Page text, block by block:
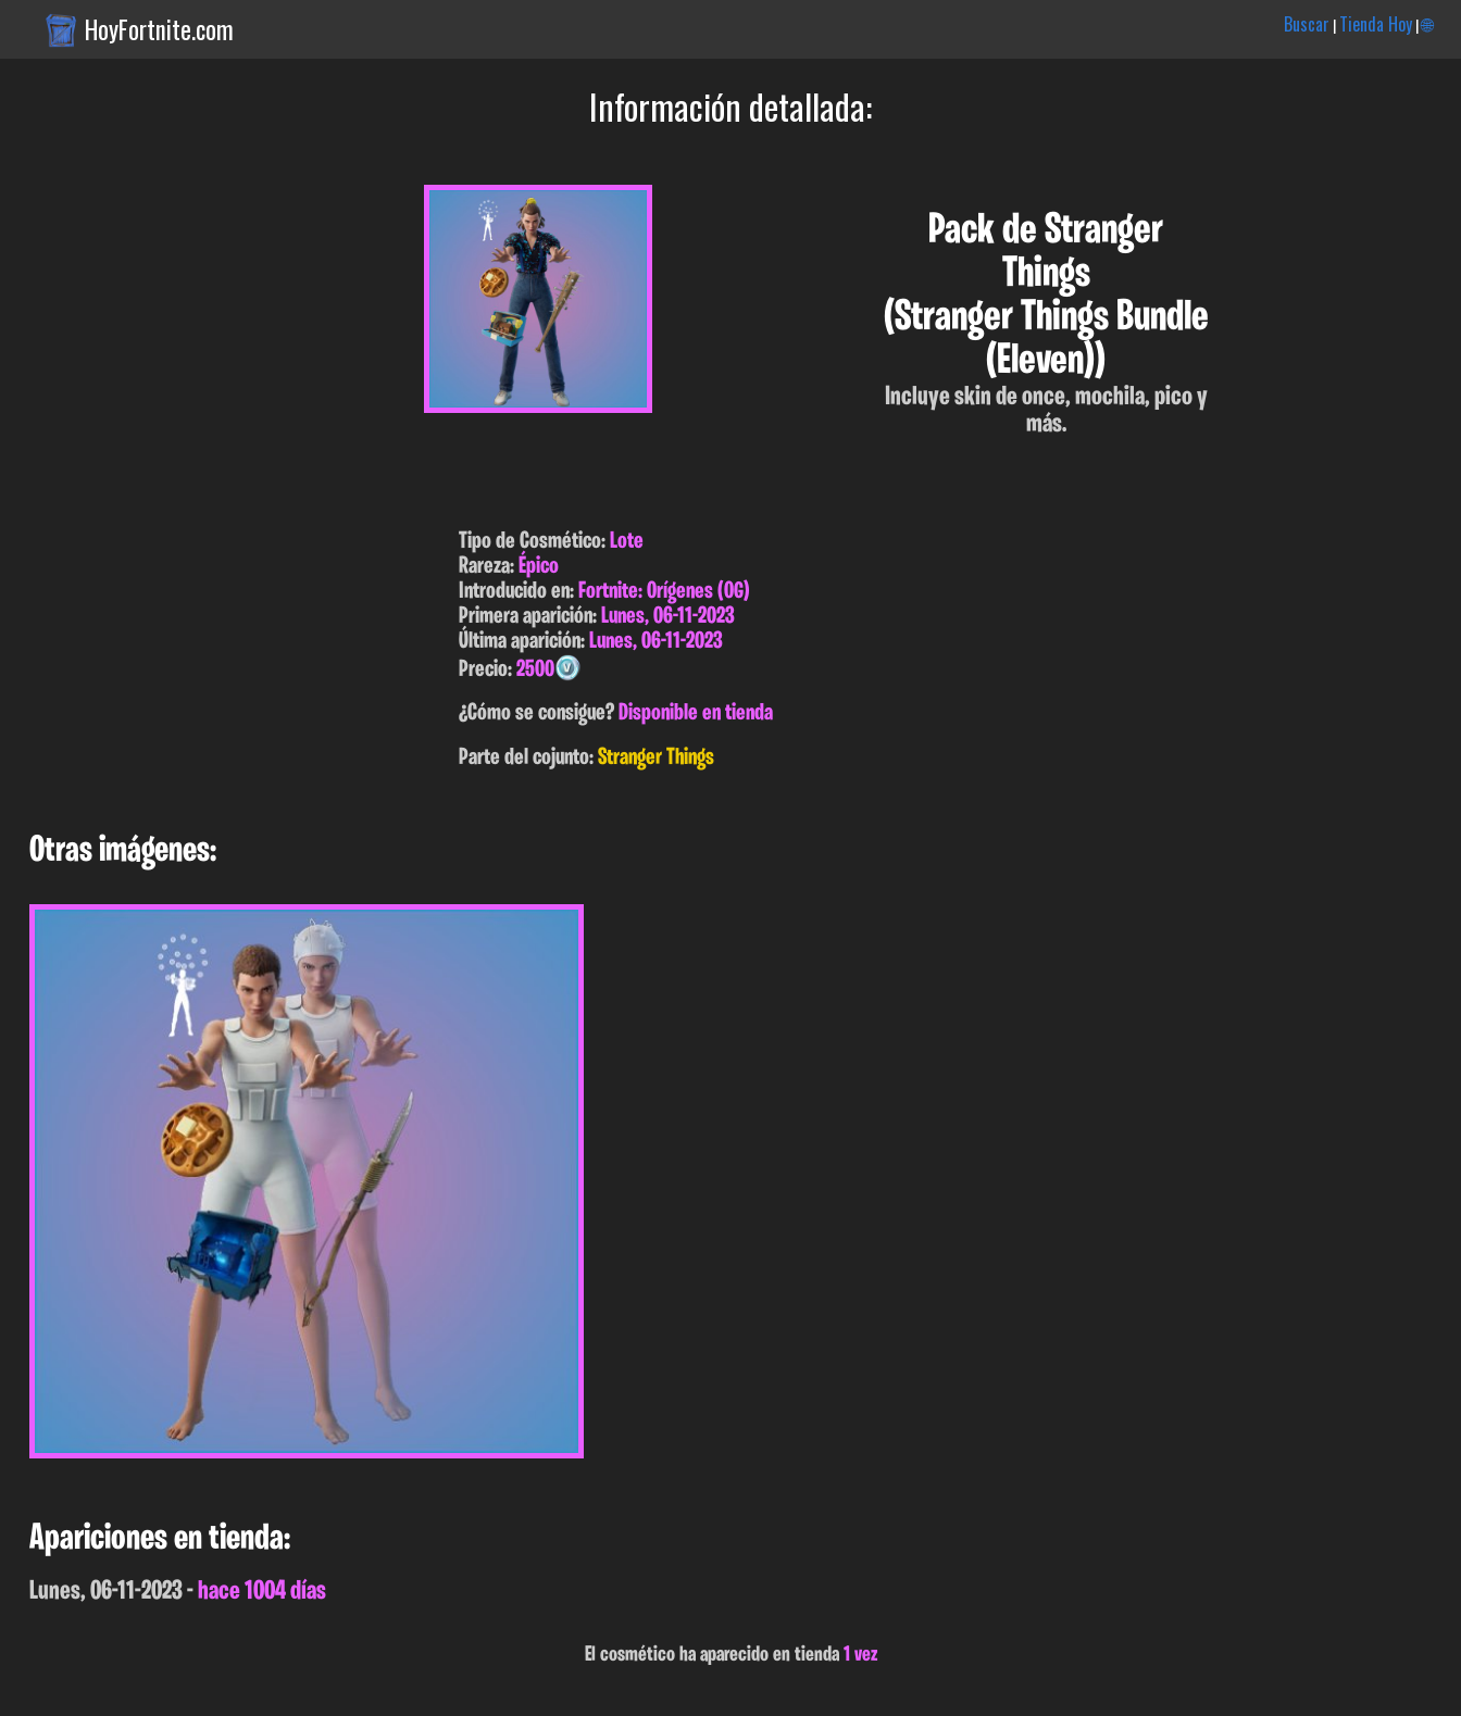
HoyFortnite.com Buscar |Tienda Hoy|🌐
Información detallada:
Pack de Stranger
Things
(Stranger Things Bundle
(Eleven))
Incluye skin de once, mochila, pico y
más.
Tipo de Cosmético:Lote
Rareza:Épico
Introducido en:Fortnite: Orígenes (OG)
Primera aparición:Lunes, 06-11-2023
Última aparición:Lunes, 06-11-2023
Precio:2500
¿Cómo se consigue?Disponible en tienda
Parte del cojunto:Stranger Things
Otras imágenes:
Apariciones en tienda:
Lunes, 06-11-2023 -hace 1004 días
El cosmético ha aparecido en tienda 1 vez